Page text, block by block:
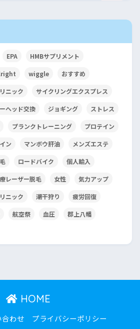
EPA HMBサプリメント
wiggle おすすめ
ニック サイクリングエクスプレス
ヘッド交換 ジョギング ストレス
プランクトレーニング プロテイン
ン マンボウ肝油 メンズエステ
ロードバイク 個人輸入
レーザー脱毛 女性 気力アップ
ニック 潮干狩り 疲労回復
航空祭 血圧 郡上八幡
HOME
合わせ
プライバシーポリシー